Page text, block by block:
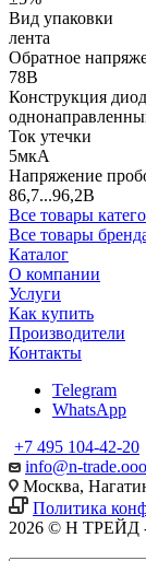
Вид упаковки
лента
Обратное
78В
Конструкция
Ток утечки
5мкА
Напряжение
86,7...96,2В
Все товары
Все товары
Каталог
О компании
Услуги
Как купить
Производители
Контакты
Telegram
WhatsApp
+7 495 104-42-20
info@n-trade.ooo
Москва,
Политика
2026 © Н ТРЕЙД